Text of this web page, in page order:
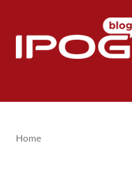
Home